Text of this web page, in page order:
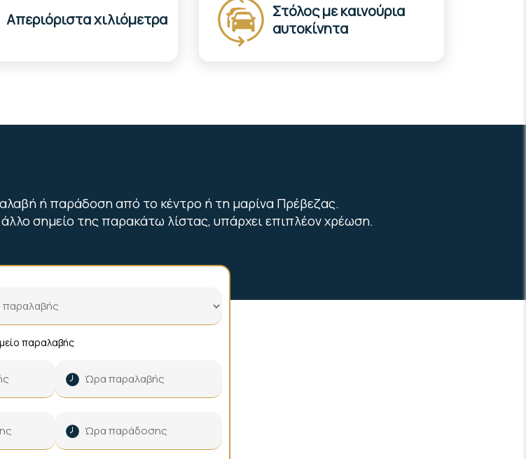
Απεριόριστα χιλιόμετρα
Στόλος με καινούρια
αυτοκίνητα
ή παράδοση από το κέντρο ή τη μαρίνα Πρέβεζας.
σημείο της παρακάτω λίστας, υπάρχει επιπλέον χρέωση.
παραλαβής